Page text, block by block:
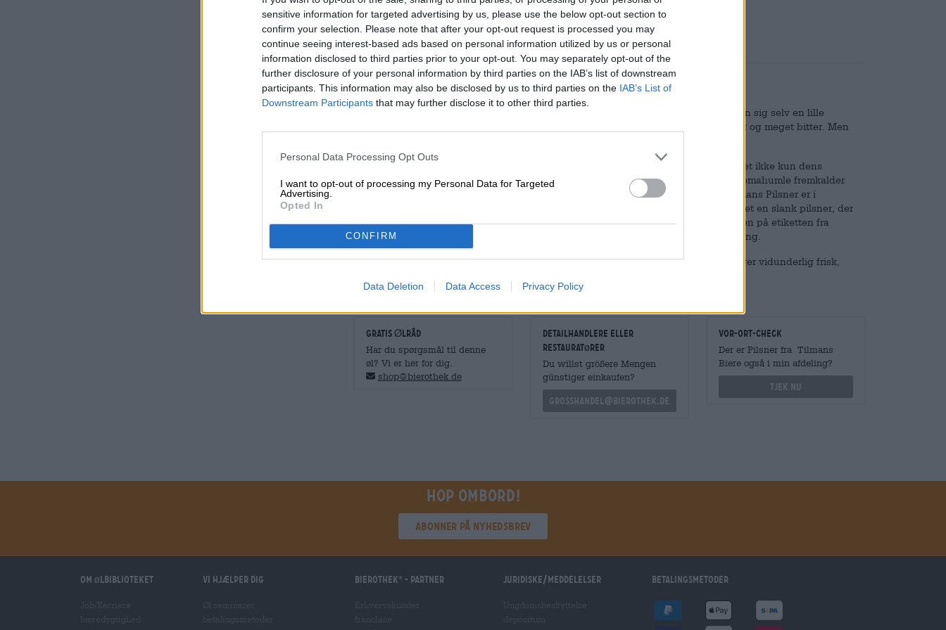
sensitive information for targeted advertising by us, please use the below opt-out section to
confirm your selection. Please note that after your opt-out request is processed you may
continue seeing interest-based ads based on personal information utilized by us or personal
information disclosed to third parties prior to your opt-out. You may separately opt-out of the
further disclosure of your personal information by third parties on the IAB’s list of downstream
participants. This information may also be disclosed by us to third parties on the IAB’s List of
Downstream Participants that may further disclose it to other third parties.
Personal Data Processing Opt Outs
I want to opt-out of processing my Personal Data for Targeted
Advertising.
Opted In
CONFIRM
Data Deletion Data Access Privacy Policy
* Priserne inkluderer forbrugsafgift
Beskrivelse Info kunde anmeldelser(4)
En Pils i Friesennerz.
Ved at pakke sin Pilsner i en knaldgul regndragt med en fiskerhue tillader Tilman sig selv en lille
parodi på en kendt østfrisisk Pilsner-producent, der er stolt af at være ægte friser og meget bitter. Men
Men Pilsneren fra Tilmans Biere er ikke bare bitter. En hel masse humle giver øllet ikke kun dens
frisisk-friske syrlighed, men også en vidunderlig frugtagtig note. Amerikansk aromahumle fremkalder
noter af tropiske frugter i øllet og balancerer på en smart måde syrligheden. Tilmans Pilsner er i
modsætning til andre et ufiltreret, ubehandlet naturprodukt. Med 4,7% ABV er det en slank pilsner, der
passer vidunderligt til frisk fisk og andre havdyr. Vi kan dog ikke love, om kræften på etiketten fra
Michael “Mixen” Wiethaus’ pen stemmer overens med denne madsammensætning.
I sol, vind og vejr, på stranden eller i bjergene - Pilsneren fra Tilmans Biere smager vidunderlig frisk,
GRATIS ØLRÅD
Har du spørgsmål til denne
øl? Vi er her for dig.
shop@bierothek.de
detailhandlere eller
restauratører
Du willst größere Mengen
günstiger einkaufen?
grosshandel@bierothek.de
Vor-Ort-Check
Der er Pilsner fra Tilmans
Biere også i min afdeling?
Tjek nu
Hop ombord!
Abonner på nyhedsbrev
Om ølbiblioteket Vi hjælper dig Bierothek - Partner Juridiske/meddelelser betalingsmetoder